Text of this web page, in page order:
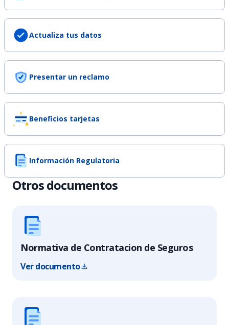
Actualiza tus datos
Presentar un reclamo
Beneficios tarjetas
Información Regulatoria
Otros documentos
Normativa de Contratacion de Seguros
Ver documento